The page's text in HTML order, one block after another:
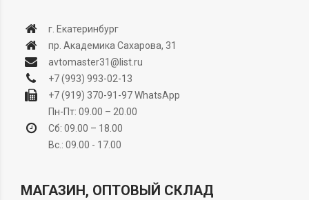
г. Екатеринбург
пр. Академика Сахарова, 31
avtomaster31@list.ru
+7 (993) 993-02-13
+7 (919) 370-91-97WhatsApp
Пн-Пт: 09.00 – 20.00
Сб: 09.00 – 18.00
Вс.: 09.00 - 17.00
МАГАЗИН, ОПТОВЫЙ СКЛАД